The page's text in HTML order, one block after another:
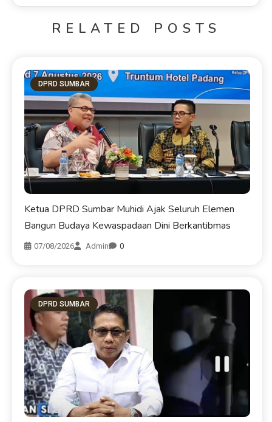
RELATED POSTS
DPRD SUMBAR
Ketua DPRD Sumbar Muhidi Ajak Seluruh Elemen
Bangun Budaya Kewaspadaan Dini Berkantibmas
07/08/2026 Admin 0
DPRD SUMBAR